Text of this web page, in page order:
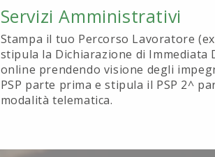
Servizi Amministrativi
Stampa il tuo Percorso Lavoratore
stipula la Dichiarazione di Immediata
online prendendo visione degli
PSP parte prima e stipula il PSP 2^
modalità telematica.